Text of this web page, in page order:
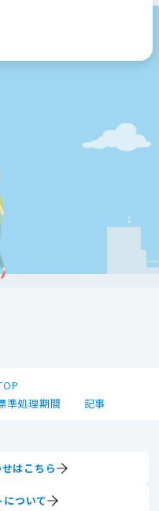
準処理期間
記事
はこちら
ついて